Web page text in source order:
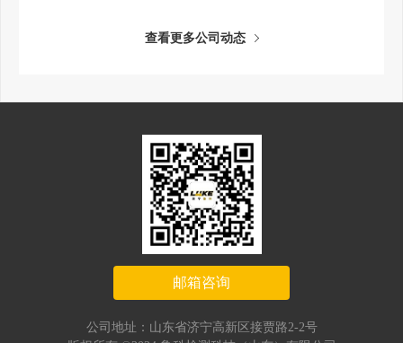
查看更多公司动态
邮箱咨询
公司地址：山东省济宁高新区接贾路2-2号